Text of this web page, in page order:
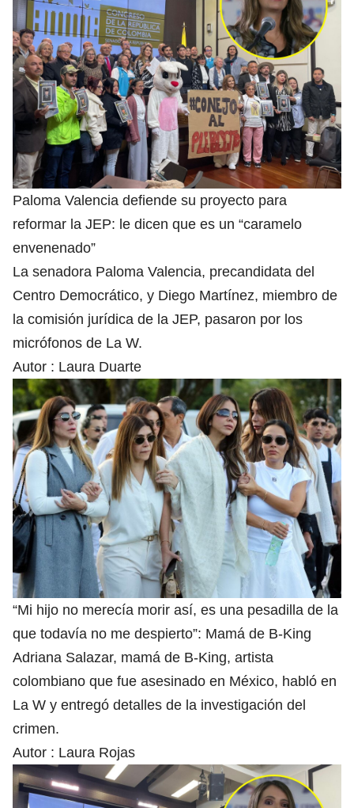
Paloma Valencia defiende su proyecto para
reformar la JEP: le dicen que es un “caramelo
envenenado”
La senadora Paloma Valencia, precandidata del
Centro Democrático, y Diego Martínez, miembro de
la comisión jurídica de la JEP, pasaron por los
micrófonos de La W.
Autor : Laura Duarte
“Mi hijo no merecía morir así, es una pesadilla de la
que todavía no me despierto”: Mamá de B-King
Adriana Salazar, mamá de B-King, artista
colombiano que fue asesinado en México, habló en
La W y entregó detalles de la investigación del
crimen.
Autor : Laura Rojas